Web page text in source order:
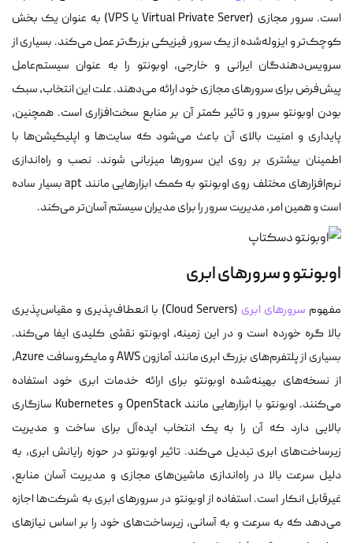
است. سرور مجازی (Virtual Private Server یا VPS) به عنوان یک بخش
کوچک‌تر و ایزوله‌شده از یک سرور فیزیکی بزرگ‌تر عمل می‌کند. بسیاری از
سرویس‌دهندگان ایرانی و خارجی، اوبونتو را به عنوان سیستم‌عامل
پیش‌فرض برای سرورهای مجازی خود ارائه می‌دهند. علت این انتخاب، سبک
بودن اوبونتو سرور و تاثیر کمتر آن بر منابع سخت‌افزاری است. همچنین،
پایداری و امنیت بالای آن باعث می‌شود که سایت‌ها و اپلیکیشن‌ها با
اطمینان بیشتری بر روی این سرورها میزبانی شوند. نصب و راه‌اندازی
نرم‌افزارهای مختلف روی اوبونتو به کمک ابزارهایی مانند apt بسیار ساده
است و همین امر، مدیریت سرور را برای مدیران سیستم آسان‌تر می‌کند.
اوبونتو و سرورهای ابری
مفهوم سرورهای ابری
(Cloud Servers) با انعطاف‌پذیری و مقیاس‌پذیری
بالا گره خورده است و در این زمینه، اوبونتو نقشی کلیدی ایفا می‌کند.
بسیاری از پلتفرم‌های بزرگ ابری مانند آمازون AWS و مایکروسافت Azure،
از نسخه‌های بهینه‌شده اوبونتو برای ارائه خدمات ابری خود استفاده
می‌کنند. اوبونتو با ابزارهایی مانند OpenStack و Kubernetes سازگاری
بالایی دارد که آن را به یک انتخاب ایده‌آل برای ساخت و مدیریت
زیرساخت‌های ابری تبدیل می‌کند. تاثیر اوبونتو در حوزه رایانش ابری، به
دلیل سرعت بالا در راه‌اندازی ماشین‌های مجازی و مدیریت آسان منابع،
غیرقابل انکار است. استفاده از اوبونتو در سرورهای ابری به شرکت‌ها اجازه
می‌دهد که به سرعت و به آسانی، زیرساخت‌های خود را بر اساس نیازهای